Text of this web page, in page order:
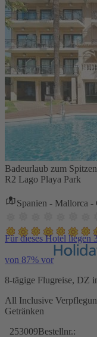
Badeurlaub zum
R2 Lago Playa Park
Spanien - Mallorca -
Für dieses Hotel liegen
von 87% vor
8-tägige Flugreise, DZ
All Inclusive
Getränken
253009Bestellnr.: